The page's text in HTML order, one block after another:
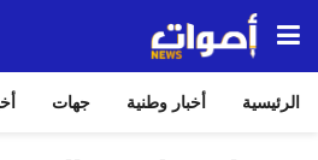
الرئيسية أخبار وطنية جهات